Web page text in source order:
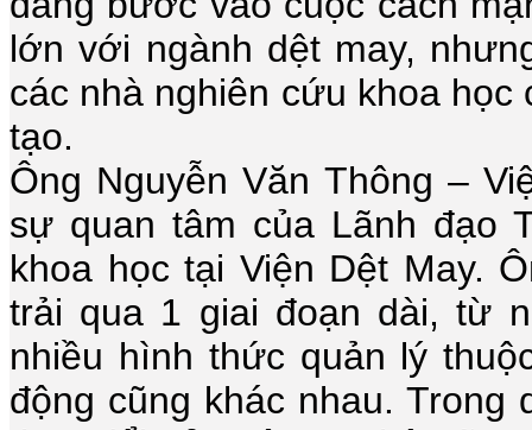
lớn với ngành dệt may,
các nhà nghiên cứu khoa
tạo.
Ông Nguyễn Văn Thông –
sự quan tâm của Lãnh đạo
khoa học tại Viện Dệt May.
trải qua 1 giai đoạn dài, từ
nhiều hình thức quản lý
động cũng khác nhau.